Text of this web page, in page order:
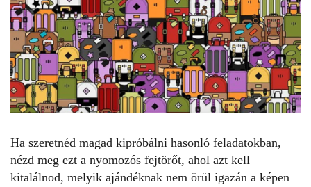
Ha szeretnéd magad kipróbálni hasonló feladatokban,
nézd meg ezt a nyomozós fejtörőt, ahol azt kell
kitalálnod, melyik ajándéknak nem örül igazán a képen